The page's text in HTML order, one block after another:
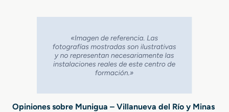
Opiniones sobre Munigua – Villanueva del Río y Minas